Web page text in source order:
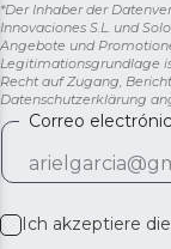
*Der Inhaber der
Innovaciones S.L. und
Angebote und
Legitimationsgrundlage
Recht auf Zugang,
Datenschutzerklärung
Correo
Ich akzeptiere die